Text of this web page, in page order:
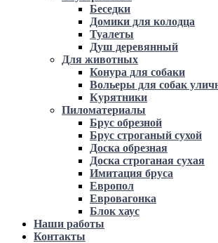
Беседки
Домики для колодца
Туалеты
Душ деревянный
Для животных
Конура для собаки
Вольеры для собак
Курятники
Пиломатериалы
Брус обрезной
Брус строганый сухой
Доска обрезная
Доска строганая сухая
Имитация бруса
Европол
Евровагонка
Блок хаус
Наши работы
Контакты